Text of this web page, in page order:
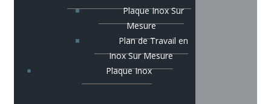
Plaque Inox Sur
Mesure
Plan de Travail en
Inox Sur Mesure
Plaque Inox